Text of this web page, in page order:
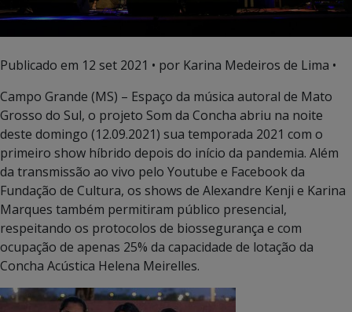
Publicado em 12 set 2021 • por Karina Medeiros de Lima •
Campo Grande (MS) – Espaço da música autoral de Mato
Grosso do Sul, o projeto Som da Concha abriu na noite
deste domingo (12.09.2021) sua temporada 2021 com o
primeiro show híbrido depois do início da pandemia. Além
da transmissão ao vivo pelo Youtube e Facebook da
Fundação de Cultura, os shows de Alexandre Kenji e Karina
Marques também permitiram público presencial,
respeitando os protocolos de biossegurança e com
ocupação de apenas 25% da capacidade de lotação da
Concha Acústica Helena Meirelles.